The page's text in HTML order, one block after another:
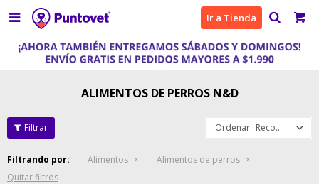
 Ir a Tienda
ALIMENTOS DE PERROS N&D
Recomendados
Filtrando por: Alimentos
Alimentos de perros
Quitar filtros